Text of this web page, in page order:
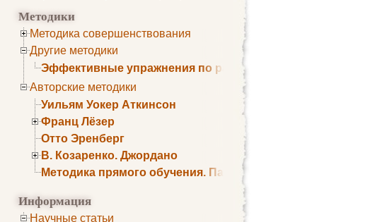
Методики
Методика совершенствования
Другие методики
Эффективные упражнения по развитию памяти
Авторские методики
Уильям Уокер Аткинсон
Франц Лёзер
Отто Эренберг
В. Козаренко. Джордано
Методика прямого обучения. Пауль Шелли
Информация
Научные статьи